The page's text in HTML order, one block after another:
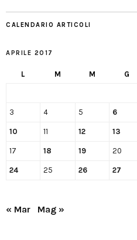
CALENDARIO ARTICOLI
APRILE 2017
L M M G
3 4 5 6
10 11 12 13
17 18 19 20
24 25 26 27
« Mar Mag »